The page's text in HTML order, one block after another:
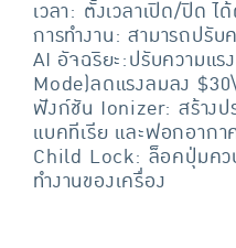
เวลา: ตั้งเวลาเปิด/ปิด ไ
การทำงาน: สามารถปรับ
AI อัจฉริยะ:ปรับความแ
Mode)ลดแรงลมลง
ฟังก์ชัน Ionizer: สร้างป
แบคทีเรีย และฟอกอาก
Child Lock: ล็อคปุ่มคว
ทำงานของเครื่อง